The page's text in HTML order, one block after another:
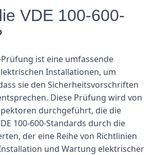
VDE 100-600-
Prüfung ist eine umfassende
Installationen, um
sie den Sicherheitsvorschriften
Diese Prüfung wird von
durchgeführt, die die
100-600-Standards durch die
der eine Reihe von Richtlinien
und Wartung elektrischer